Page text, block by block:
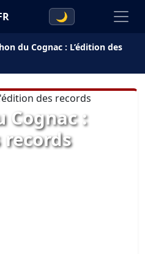
🌙
du Cognac : L’édition des
Cognac :
records